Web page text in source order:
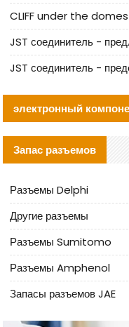
электронный
Запас разъемов
Разъемы Delphi
Другие разъемы
Разъемы Sumitomo
Разъемы Amphenol
Запасы разъемов JAE